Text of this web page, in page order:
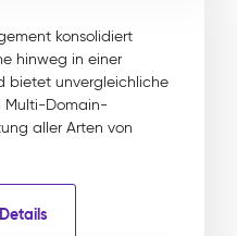
konsolidiert
hinweg in einer
bietet unvergleichliche
Multi-Domain-
aller Arten von